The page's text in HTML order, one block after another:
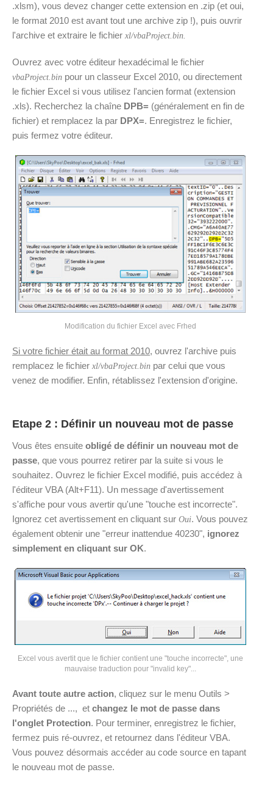
.xlsm), vous devez changer cette extension en .zip (et oui,
le format 2010 est avant tout une archive zip !), puis ouvrir
l'archive et extraire le fichier xl/vbaProject.bin.
Ouvrez avec votre éditeur hexadécimal le fichier
vbaProject.bin pour un classeur Excel 2010, ou directement
le fichier Excel si vous utilisez l'ancien format (extension
.xls). Recherchez la chaîne DPB= (généralement en fin de
fichier) et remplacez la par DPX=. Enregistrez le fichier,
puis fermez votre éditeur.
Modification du fichier Excel avec Frhed
Si votre fichier était au format 2010, ouvrez l'archive puis
remplacez le fichier xl/vbaProject.bin par celui que vous
venez de modifier. Enfin, rétablissez l'extension d'origine.
Etape 2 : Définir un nouveau mot de passe
Vous êtes ensuite obligé de définir un nouveau mot de
passe, que vous pourrez retirer par la suite si vous le
souhaitez. Ouvrez le fichier Excel modifié, puis accédez à
l'éditeur VBA (Alt+F11). Un message d'avertissement
s'affiche pour vous avertir qu'une "touche est incorrecte".
Ignorez cet avertissement en cliquant sur Oui. Vous pouvez
également obtenir une "erreur inattendue 40230", ignorez
simplement en cliquant sur OK.
Excel vous avertit que le fichier contient une "touche incorrecte", une
mauvaise traduction pour "invalid key"...
Avant toute autre action, cliquez sur le menu Outils >
Propriétés de ..., et changez le mot de passe dans
l'onglet Protection. Pour terminer, enregistrez le fichier,
fermez puis ré-ouvrez, et retournez dans l'éditeur VBA.
Vous pouvez désormais accéder au code source en tapant
le nouveau mot de passe.